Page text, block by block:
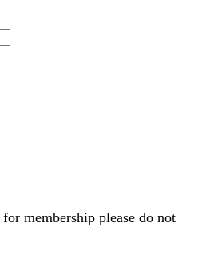
membership please do not